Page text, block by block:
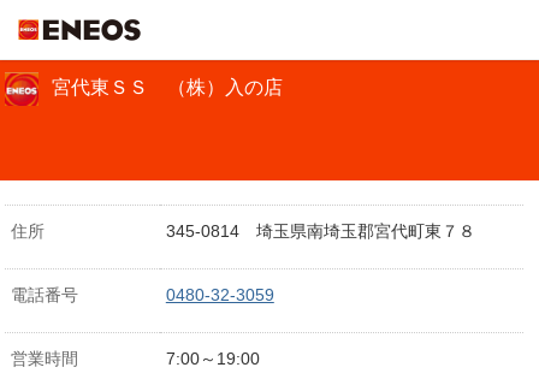
宮代東ＳＳ （株）入の店
住所 345-0814 埼玉県南埼玉郡宮代町東７８
電話番号 0480-32-3059
営業時間 7:00～19:00